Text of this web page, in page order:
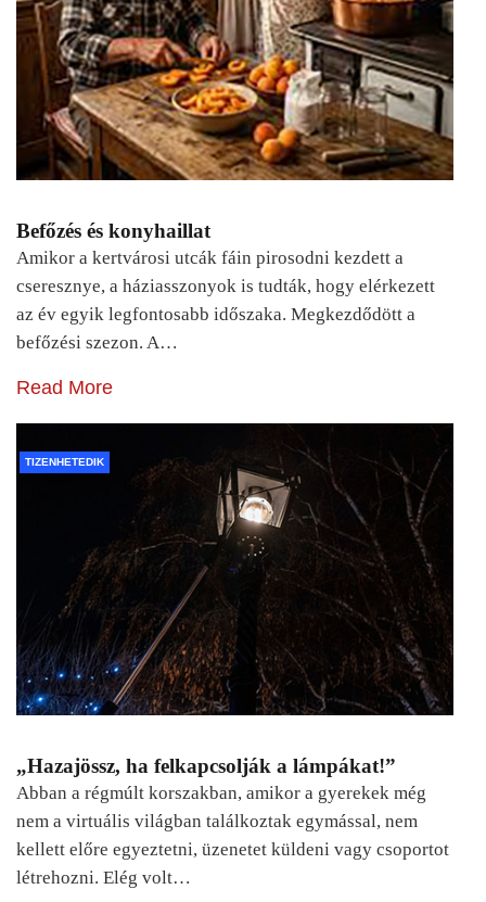
Befőzés és konyhaillat
Amikor a kertvárosi utcák fáin pirosodni kezdett a
cseresznye, a háziasszonyok is tudták, hogy elérkezett
az év egyik legfontosabb időszaka. Megkezdődött a
befőzési szezon. A…
Read More
TIZENHETEDIK
„Hazajössz, ha felkapcsolják a lámpákat!”
Abban a régmúlt korszakban, amikor a gyerekek még
nem a virtuális világban találkoztak egymással, nem
kellett előre egyeztetni, üzenetet küldeni vagy csoportot
létrehozni. Elég volt…